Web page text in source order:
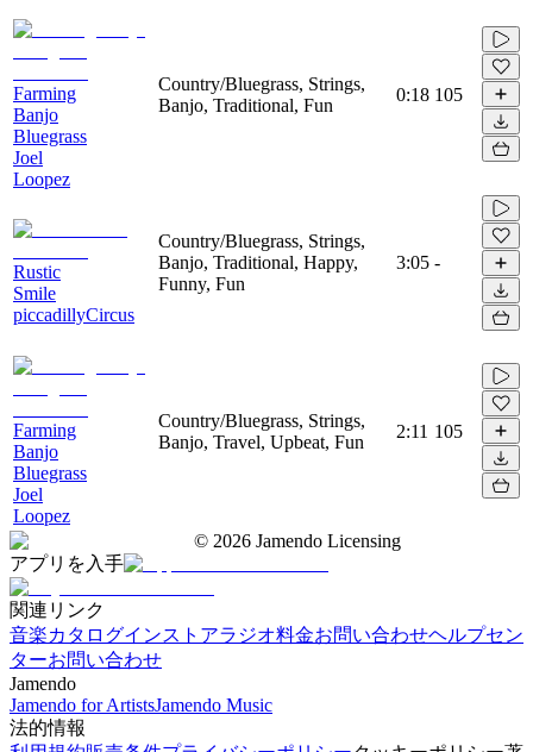
Farming
Banjo
Bluegrass
Joel
Loopez
Country/Bluegrass, Strings,
Banjo, Traditional, Fun
0:18 105
Rustic
Smile
piccadillyCircus
Country/Bluegrass, Strings,
Banjo, Traditional, Happy,
Funny, Fun
3:05 -
Farming
Banjo
Bluegrass
Joel
Loopez
Country/Bluegrass, Strings,
Banjo, Travel, Upbeat, Fun
2:11 105
© 2026 Jamendo Licensing
アプリを入手
関連リンク
音楽カタログインストアラジオ料金お問い合わせヘルプセン
ターお問い合わせ
Jamendo
Jamendo for ArtistsJamendo Music
法的情報